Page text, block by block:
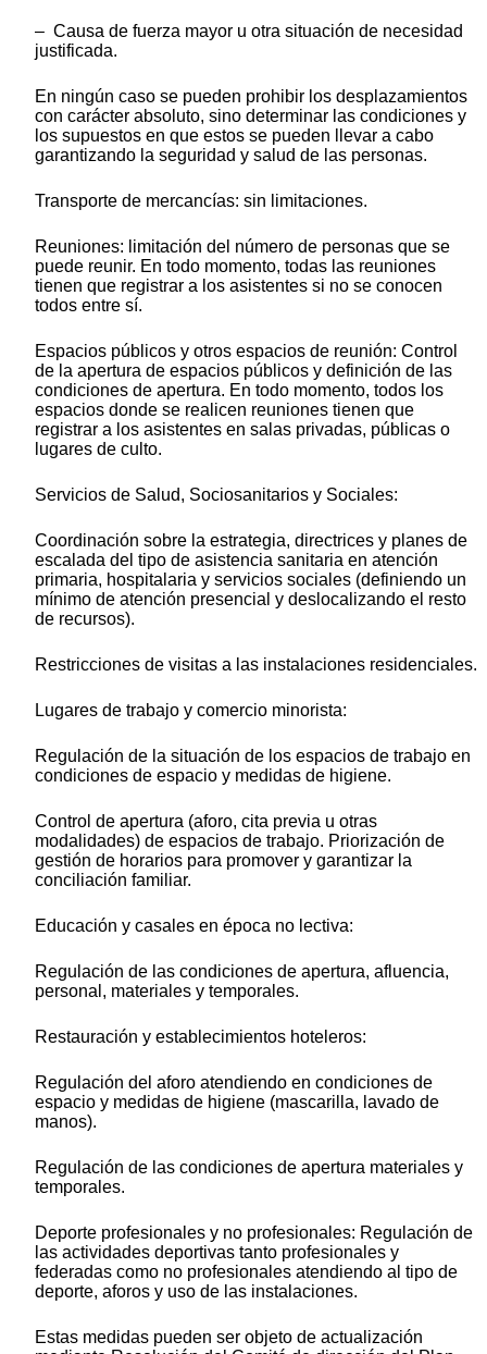
– Causa de fuerza mayor u otra situación de necesidad
justificada.
En ningún caso se pueden prohibir los desplazamientos
con carácter absoluto, sino determinar las condiciones y
los supuestos en que estos se pueden llevar a cabo
garantizando la seguridad y salud de las personas.
Transporte de mercancías: sin limitaciones.
Reuniones: limitación del número de personas que se
puede reunir. En todo momento, todas las reuniones
tienen que registrar a los asistentes si no se conocen
todos entre sí.
Espacios públicos y otros espacios de reunión: Control
de la apertura de espacios públicos y definición de las
condiciones de apertura. En todo momento, todos los
espacios donde se realicen reuniones tienen que
registrar a los asistentes en salas privadas, públicas o
lugares de culto.
Servicios de Salud, Sociosanitarios y Sociales:
Coordinación sobre la estrategia, directrices y planes de
escalada del tipo de asistencia sanitaria en atención
primaria, hospitalaria y servicios sociales (definiendo un
mínimo de atención presencial y deslocalizando el resto
de recursos).
Restricciones de visitas a las instalaciones residenciales.
Lugares de trabajo y comercio minorista:
Regulación de la situación de los espacios de trabajo en
condiciones de espacio y medidas de higiene.
Control de apertura (aforo, cita previa u otras
modalidades) de espacios de trabajo. Priorización de
gestión de horarios para promover y garantizar la
conciliación familiar.
Educación y casales en época no lectiva:
Regulación de las condiciones de apertura, afluencia,
personal, materiales y temporales.
Restauración y establecimientos hoteleros:
Regulación del aforo atendiendo en condiciones de
espacio y medidas de higiene (mascarilla, lavado de
manos).
Regulación de las condiciones de apertura materiales y
temporales.
Deporte profesionales y no profesionales: Regulación de
las actividades deportivas tanto profesionales y
federadas como no profesionales atendiendo al tipo de
deporte, aforos y uso de las instalaciones.
Estas medidas pueden ser objeto de actualización